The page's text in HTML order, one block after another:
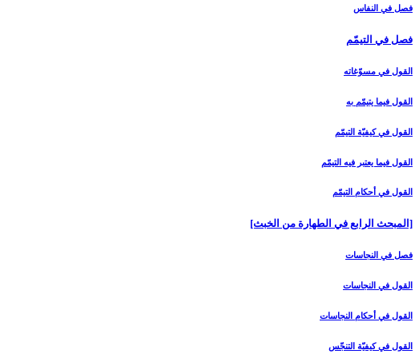
فصل في النفاس‏
فصل في التيمّم‏
القول في مسوّغاته‏
القول فيما يتيمّم به‏
القول في كيفيّة التيمّم‏
القول فيما يعتبر فيه التيمّم‏
القول في أحكام التيمّم‏
[المبحث الرابع في الطهارة من الخبث‏]
فصل في النجاسات‏
القول في النجاسات‏
القول في أحكام النجاسات‏
القول في كيفيّة التنجّس‏